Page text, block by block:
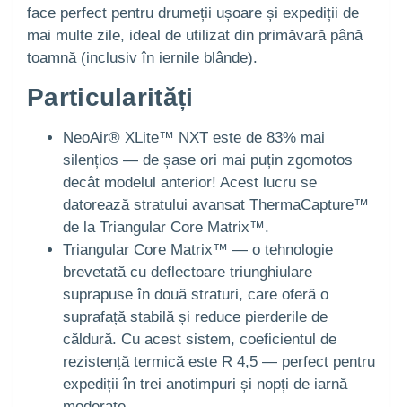
face perfect pentru drumeții ușoare și expediții de
mai multe zile, ideal de utilizat din primăvară până
toamnă (inclusiv în iernile blânde).
Particularități
NeoAir® XLite™ NXT este de 83% mai
silențios — de șase ori mai puțin zgomotos
decât modelul anterior! Acest lucru se
datorează stratului avansat ThermaCapture™
de la Triangular Core Matrix™.
Triangular Core Matrix™ — o tehnologie
brevetată cu deflectoare triunghiulare
suprapuse în două straturi, care oferă o
suprafață stabilă și reduce pierderile de
căldură. Cu acest sistem, coeficientul de
rezistență termică este R 4,5 — perfect pentru
expediții în trei anotimpuri și nopți de iarnă